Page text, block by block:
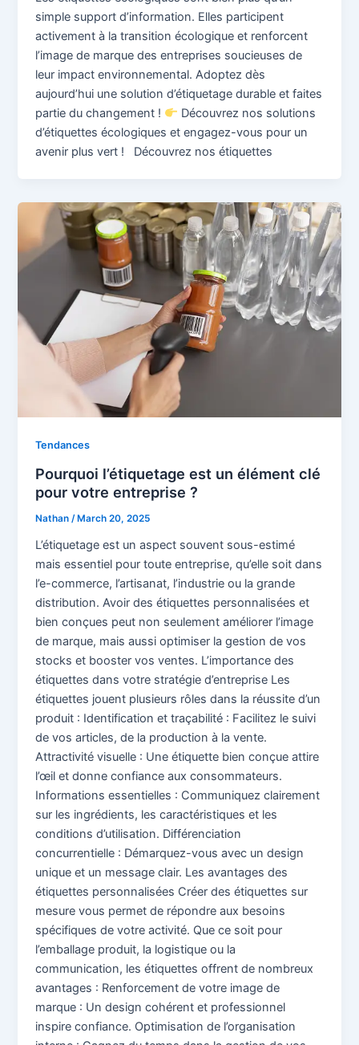
simple support d’information. Elles participent
activement à la transition écologique et renforcent
l’image de marque des entreprises soucieuses de
leur impact environnemental. Adoptez dès
aujourd’hui une solution d’étiquetage durable et faites
partie du changement !
Découvrez nos solutions
d’étiquettes écologiques et engagez-vous pour un
avenir plus vert ! Découvrez nos étiquettes
Tendances
Pourquoi l’étiquetage est un élément clé
pour votre entreprise ?
Nathan /March 20, 2025
L’étiquetage est un aspect souvent sous-estimé
mais essentiel pour toute entreprise, qu’elle soit dans
l’e-commerce, l’artisanat, l’industrie ou la grande
distribution. Avoir des étiquettes personnalisées et
bien conçues peut non seulement améliorer l’image
de marque, mais aussi optimiser la gestion de vos
stocks et booster vos ventes. L’importance des
étiquettes dans votre stratégie d’entreprise Les
étiquettes jouent plusieurs rôles dans la réussite d’un
produit : Identification et traçabilité : Facilitez le suivi
de vos articles, de la production à la vente.
Attractivité visuelle : Une étiquette bien conçue attire
l’œil et donne confiance aux consommateurs.
Informations essentielles : Communiquez clairement
sur les ingrédients, les caractéristiques et les
conditions d’utilisation. Différenciation
concurrentielle : Démarquez-vous avec un design
unique et un message clair. Les avantages des
étiquettes personnalisées Créer des étiquettes sur
mesure vous permet de répondre aux besoins
spécifiques de votre activité. Que ce soit pour
l’emballage produit, la logistique ou la
communication, les étiquettes offrent de nombreux
avantages : Renforcement de votre image de
marque : Un design cohérent et professionnel
inspire confiance. Optimisation de l’organisation